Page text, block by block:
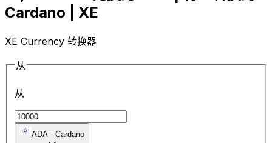
Cardano | XE
XE Currency 转换器
从
从
ADA - Cardano